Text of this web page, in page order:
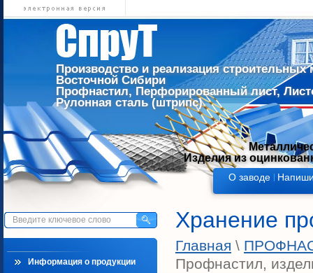
Производство и реализация строительных
Восточной Сибири
Профнастил, Перфорированный лист,
Рулонная сталь (штрипс)
Изделия из
О заводе
Информация о продукции
Хранение
Главная \
Профнастил,